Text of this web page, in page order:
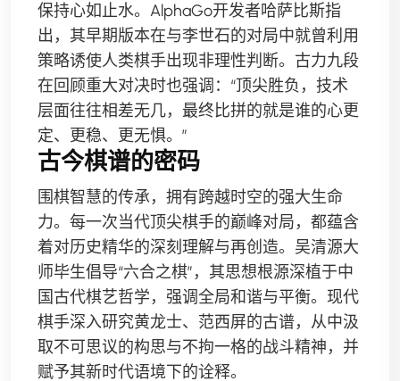
保持心如止水。AlphaGo开发者哈萨比斯指
出，其早期版本在与李世石的对局中就曾利用
策略诱使人类棋手出现非理性判断。古力九段
在回顾重大对决时也强调：“顶尖胜负，技术
层面往往相差无几，最终比拼的就是谁的心更
定、更稳、更无惧。”
古今棋谱的密码
围棋智慧的传承，拥有跨越时空的强大生命
力。每一次当代顶尖棋手的巅峰对局，都蕴含
着对历史精华的深刻理解与再创造。吴清源大
师毕生倡导“六合之棋”，其思想根源深植于中
国古代棋艺哲学，强调全局和谐与平衡。现代
棋手深入研究黄龙士、范西屏的古谱，从中汲
取不可思议的构思与不拘一格的战斗精神，并
赋予其新时代语境下的诠释。